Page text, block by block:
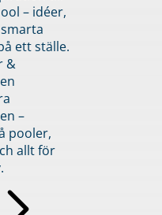
– idéer,
ett ställe.
&
–
pooler,
allt för